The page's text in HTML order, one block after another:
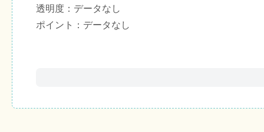
透明度：データなし
ポイント：データなし